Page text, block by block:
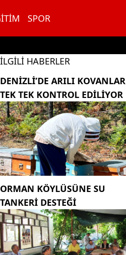
SPOR
İLGILI HABERLER
DENIZLI’DE ARILI KOVANLAR
TEK TEK KONTROL EDILIYOR
ORMAN KÖYLÜSÜNE SU
TANKERİ DESTEĞİ